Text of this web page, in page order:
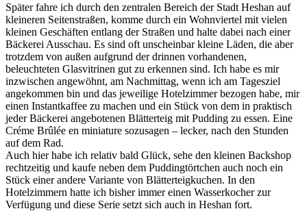
Später fahre ich durch den zentralen Bereich der Stadt Heshan auf
kleineren Seitenstraßen, komme durch ein Wohnviertel mit vielen
kleinen Geschäften entlang der Straßen und halte dabei nach einer
Bäckerei Ausschau. Es sind oft unscheinbar kleine Läden, die aber
trotzdem von außen aufgrund der drinnen vorhandenen,
beleuchteten Glasvitrinen gut zu erkennen sind. Ich habe es mir
inzwischen angewöhnt, am Nachmittag, wenn ich am Tagesziel
angekommen bin und das jeweilige Hotelzimmer bezogen habe, mir
einen Instantkaffee zu machen und ein Stück von dem in praktisch
jeder Bäckerei angebotenen Blätterteig mit Pudding zu essen. Eine
Créme Brûlée en miniature sozusagen – lecker, nach den Stunden
auf dem Rad.
Auch hier habe ich relativ bald Glück, sehe den kleinen Backshop
rechtzeitig und kaufe neben dem Puddingtörtchen auch noch ein
Stück einer andere Variante von Blätterteigkuchen. In den
Hotelzimmern hatte ich bisher immer einen Wasserkocher zur
Verfügung und diese Serie setzt sich auch in Heshan fort.